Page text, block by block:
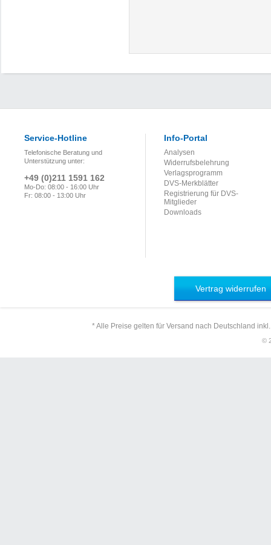
Service-Hotline
Telefonische Beratung und
Unterstützung unter:
+49 (0)211 1591 162
Mo-Do: 08:00 - 16:00 Uhr
Fr: 08:00 - 13:00 Uhr
Info-Portal
Analysen
Widerrufsbelehrung
Verlagsprogramm
DVS-Merkblätter
Registrierung für DVS-
Mitglieder
Downloads
Vertrag widerrufen
* Alle Preise gelten für Versand nach Deutschland
©